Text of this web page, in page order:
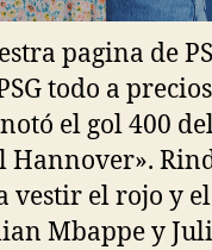
pagina de
todo a precios
el gol 400
Hannover».
vestir el rojo y
Mbappe y